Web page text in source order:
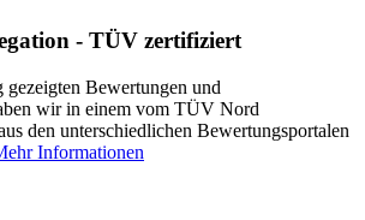
- TÜV zertifiziert
Bewertungen und
wir in einem vom TÜV Nord
den unterschiedlichen Bewertungsportalen
Informationen